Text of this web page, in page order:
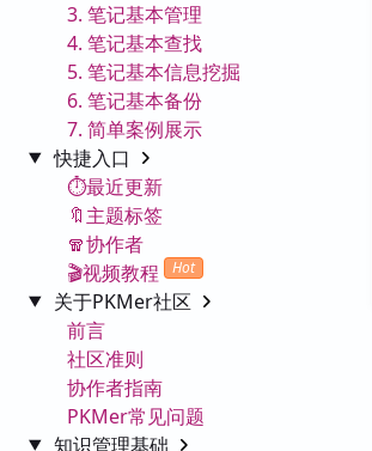
3. 笔记基本管理
4. 笔记基本查找
5. 笔记基本信息挖掘
6. 笔记基本备份
7. 简单案例展示
快捷入口
⏱️最近更新
🔖主题标签
🧣协作者
🎬视频教程
Hot
关于PKMer社区
前言
社区准则
协作者指南
PKMer常见问题
知识管理基础